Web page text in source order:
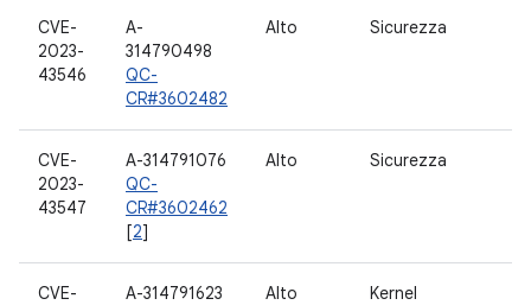
CVE-
2023-
43546
A-
314790498
QC-
CR#3602482
Alto Sicurezza
CVE-
2023-
43547
A-314791076
QC-
CR#3602462
[2]
Alto Sicurezza
CVE-
A-314791623
Alto Kernel